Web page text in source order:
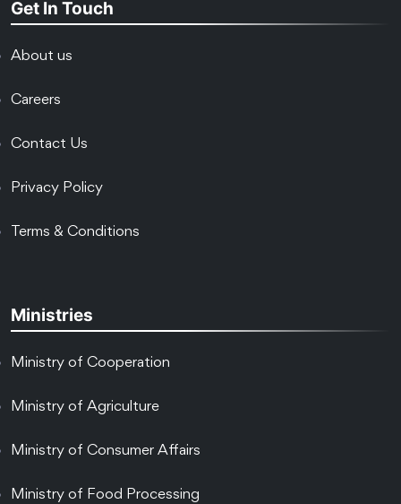
Get In Touch
About us
Careers
Contact Us
Privacy Policy
Terms & Conditions
Ministries
Ministry of Cooperation
Ministry of Agriculture
Ministry of Consumer Affairs
Ministry of Food Processing